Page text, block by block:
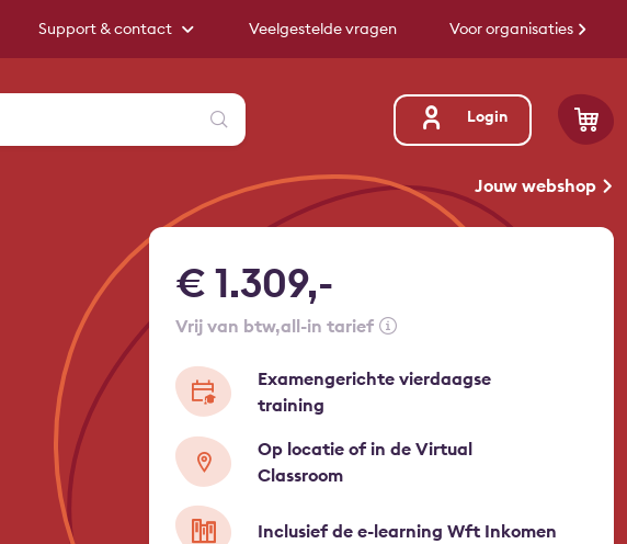
Support & contact Veelgestelde vragen Voor organisaties
Zoeken Login
Jouw webshop
€ 1.309,-
vrij van btw all-in tarief
Examengerichte vierdaagse
training
Op locatie of in de Virtual
Classroom
Inclusief de e-learning Wft Inkomen